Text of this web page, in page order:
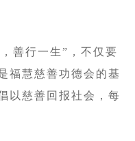
善行一生”，不仅要
福慧慈善功德会的基
以慈善回报社会，每